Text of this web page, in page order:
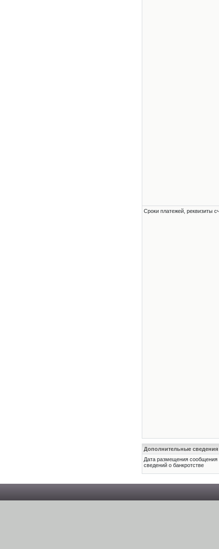
Сроки платежей, реквизиты
Дополнительные сведения
Дата размещения
сведений о банкротстве